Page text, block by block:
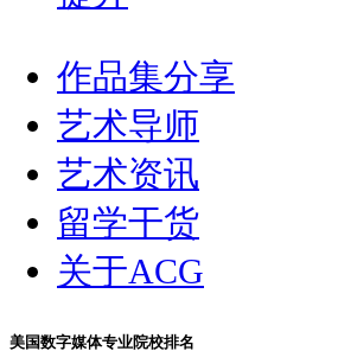
作品集分享
艺术导师
艺术资讯
留学干货
关于ACG
美国数字媒体专业院校排名